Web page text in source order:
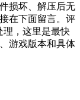
损坏、解压后无
在下面留言。评
理，这里是最快
游戏版本和具体